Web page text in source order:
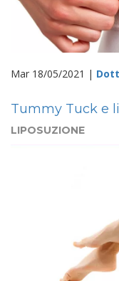
Mar 18/05/2021 |
Tummy Tuck e
LIPOSUZIONE